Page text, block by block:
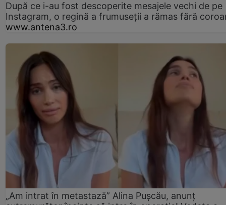
După ce i-au fost descoperite mesajele vechi de pe
Instagram, o regină a frumuseții a rămas fără
www.antena3.ro
„Am intrat în metastază” Alina Pușcău, anunț